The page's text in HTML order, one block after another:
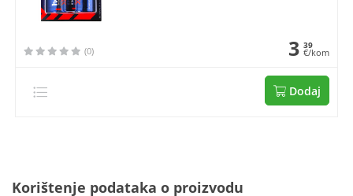
(0) 3 39
€/kom
Dodaj
Korištenje podataka o proizvodu